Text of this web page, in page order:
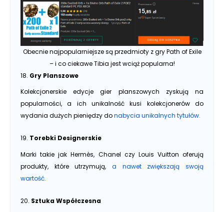
Obecnie najpopularniejsze są przedmioty z gry Path of Exile
– i co ciekawe Tibia jest wciąż popularna!
18. Gry Planszowe
Kolekcjonerskie edycje gier planszowych zyskują na
popularności, a ich unikalność kusi kolekcjonerów do
wydania dużych pieniędzy donabycia unikalnych tytułów.
19. Torebki Designerskie
Marki takie jak Hermès, Chanel czy Louis Vuitton oferują
produkty, które utrzymują, a nawet zwiększają swoją
wartość.
20. Sztuka Współczesna